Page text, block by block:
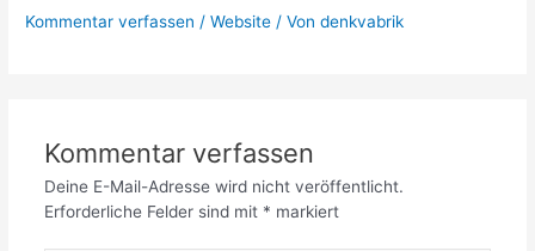
Kommentar verfassen /Website / Vondenkvabrik
Kommentar verfassen
Deine E-Mail-Adresse wird nicht veröffentlicht.
Erforderliche Felder sind mit * markiert